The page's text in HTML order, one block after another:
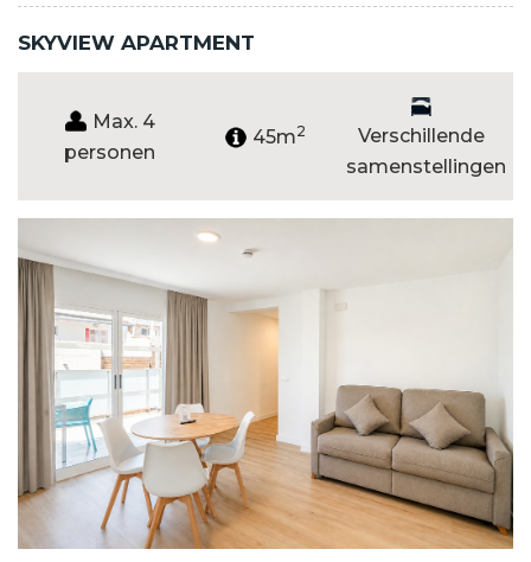
SKYVIEW APARTMENT
Max. 4
personen
45m2
Verschillende
samenstellingen